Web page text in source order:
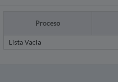
Proceso
Lista Vacia